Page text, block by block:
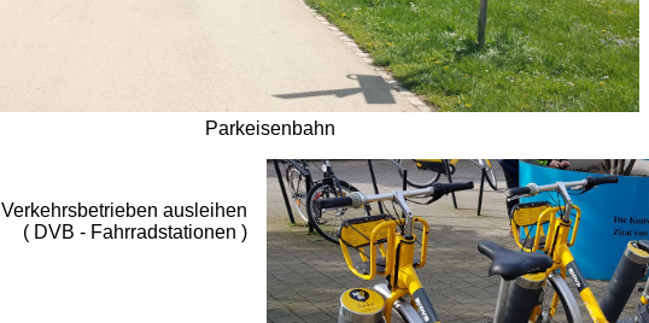
Parkeisenbahn
ausleihen
( DVB - Fahrradstationen )